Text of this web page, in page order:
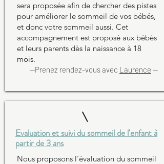
sera proposée afin de chercher des pistes
pour améliorer le sommeil de vos bébés,
et donc votre sommeil aussi. Cet
accompagnement est proposé aux bébés
et leurs parents dès la naissance à 18
mois.
--Prenez rendez-vous avec Laurence --
Evaluation et suivi du sommeil de l'enfant à
partir de 3 ans
Nous proposons l'évaluation du sommeil